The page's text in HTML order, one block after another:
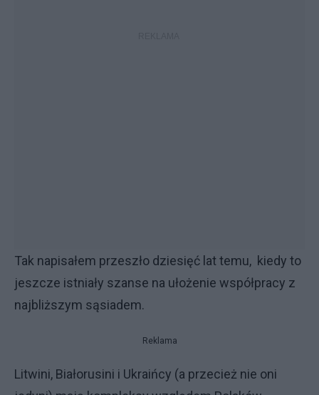
Tak napisałem przeszło dziesięć lat temu, kiedy to
jeszcze istniały szanse na ułożenie współpracy z
najbliższym sąsiadem.
Reklama
Litwini, Białorusini i Ukraińcy (a przecież nie oni